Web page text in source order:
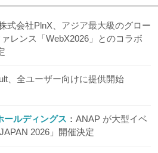
式会社PlnX、アジア最大級のグロー
レンス「WebX2026」とのコラボ
、全ユーザー向けに提供開始
ールディングス
ANAP が大型イベ
2026」開催決定